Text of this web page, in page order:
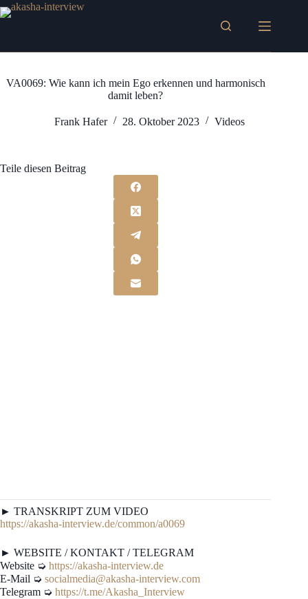
Zum
Inhalt
VA0069: Wie kann ich mein Ego erkennen und harmonisch
damit leben?
Frank Hafer 28. Oktober 2023 Videos
Teile diesen Beitrag
► TRANSKRIPT ZUM VIDEO
https://akasha-interview.de/common/a0069
► WEBSITE / KONTAKT / TELEGRAM
Website ➭ https://akasha-interview.de
E-Mail ➭ socialmedia@akasha-interview.com
Telegram ➭ https://t.me/Akasha_Interview